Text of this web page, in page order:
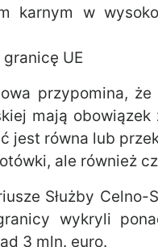
karnym w
UE
przypomina,
mają
jest równa lub
ale również
Służby
wykryli
3 mln. euro.